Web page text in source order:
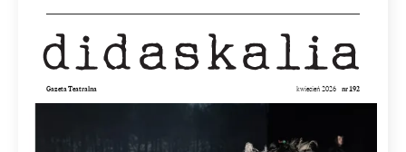
Gazeta Teatralna kwiecień 2026 nr 192